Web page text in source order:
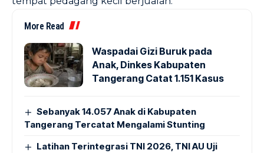
More Read
Waspadai Gizi Buruk pada
Anak, Dinkes Kabupaten
Tangerang Catat 1.151 Kasus
Sebanyak 14.057 Anak di Kabupaten
Tangerang Tercatat Mengalami Stunting
Latihan Terintegrasi TNI 2026, TNI AU Uji